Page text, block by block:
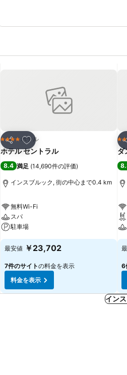
シェア
お気に入りに追加
4 ホテルのランク
ホテル
ホテル セントラル
8.4 満足 (14,690件の評価)
インスブルック, 街の中心まで0.4 km
無料Wi-Fi
スパ
駐車場
最安値 ￥23,702
7件のサイトの料金を表示
料金を表示
4
ダ
6
イン